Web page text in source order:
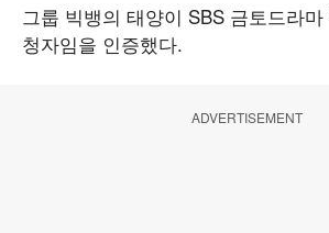
그룹 빅뱅의 태양이 SBS 금토드라
청자임을 인증했다.
ADVERTISEMENT